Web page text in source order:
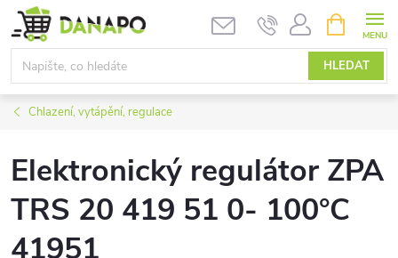
Přejít
na
obsah
HLEDAT
NÁKUPNÍ
KOŠÍK
Chlazení, vytápění, regulace
Elektronický regulátor ZPA
TRS 20 419 51 0- 100°C
41951